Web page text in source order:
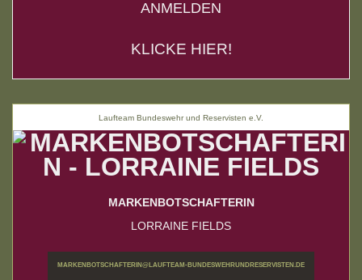
ANMELDEN
KLICKE HIER!
Laufteam Bundeswehr und Reservisten e.V.
MARKENBOTSCHAFTERIN
LORRAINE FIELDS
MARKENBOTSCHAFTERIN@LAUFTEAM-BUNDESWEHRUNDRESERVISTEN.DE